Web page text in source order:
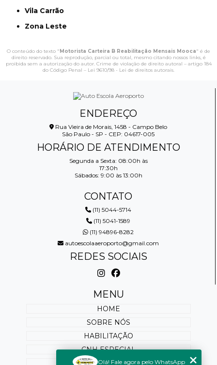
Vila Carrão
Zona Leste
O conteúdo do texto "Motorista Carteira B Reabilitação Mensais Mooca" é de
direito reservado. Sua reprodução, parcial ou total, mesmo citando nossos links, é
proibida sem a autorização do autor. Crime de violação de direito autoral – artigo 184
do Código Penal – Lei 9610/98 - Lei de direitos autorais.
ENDEREÇO
Rua Vieira de Morais, 1458 - Campo Belo
São Paulo - SP - CEP: 04617-005
HORÁRIO DE ATENDIMENTO
Segunda a Sexta: 08:00h às
17:30h
Sábados: 9:00 às 13:00h
CONTATO
(11) 5044-5714
(11) 5041-1589
(11) 94896-8282
autoescolaaeroporto@gmail.com
REDES SOCIAIS
MENU
HOME
SOBRE NÓS
HABILITAÇÃO
CNH ESPECIAL
REABILITAÇÃO
Olá! Fale agora pelo WhatsApp